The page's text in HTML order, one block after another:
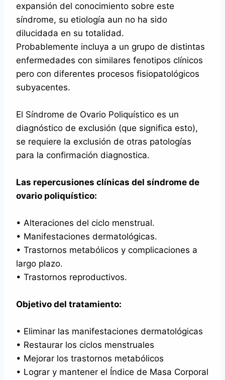
expansión del conocimiento sobre este
síndrome, su etiología aun no ha sido
dilucidada en su totalidad.
Probablemente incluya a un grupo de distintas
enfermedades con similares fenotipos clínicos
pero con diferentes procesos fisiopatológicos
subyacentes.
El Síndrome de Ovario Poliquístico es un
diagnóstico de exclusión (que significa esto),
se requiere la exclusión de otras patologías
para la confirmación diagnostica.
Las repercusiones clínicas del síndrome de
ovario poliquístico:
• Alteraciones del ciclo menstrual.
• Manifestaciones dermatológicas.
• Trastornos metabólicos y complicaciones a
largo plazo.
• Trastornos reproductivos.
Objetivo del tratamiento:
• Eliminar las manifestaciones dermatológicas
• Restaurar los ciclos menstruales
• Mejorar los trastornos metabólicos
• Lograr y mantener el Índice de Masa Corporal